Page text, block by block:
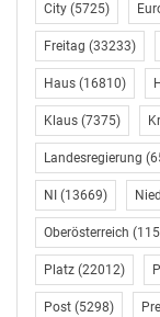
nach vorne
jetzt in
etwa durch die
Brems- oder
Effiziente
der Straßen sei
mit neuen
im
und exaktere
oder
weitergeben.
City (5725)
Freitag (33233)
Haus (16810)
Klaus (7375)
Landesregierung
NI (13669)
Oberösterreich
Platz (22012)
Post (5298)